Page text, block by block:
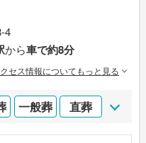
4
から車で約8分
セス情報についてもっと見る
一般葬 直葬